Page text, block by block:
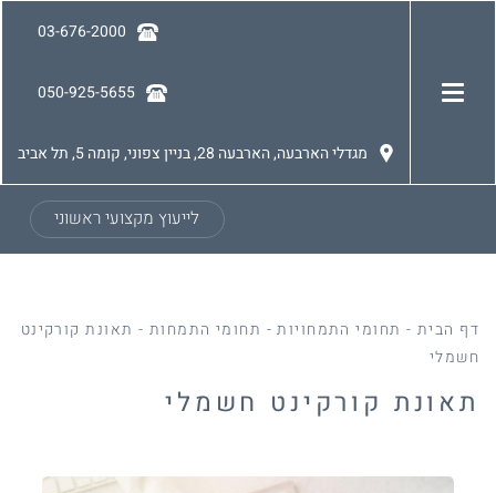
03-676-2000
050-925-5655
מגדלי הארבעה, הארבעה 28, בניין צפוני, קומה 5, תל אביב
לייעוץ מקצועי ראשוני
דף הבית - תחומי התמחויות- תחומי התמחות - תאונת קורקינט
חשמלי
תאונת קורקינט חשמלי